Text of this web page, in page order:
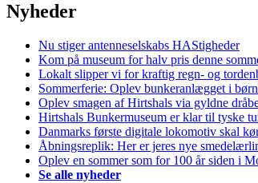
Nyheder
Nu stiger antenneselskabs HAStigheder
Kom på museum for halv pris denne
Lokalt slipper vi for kraftig regn- og
Sommerferie: Oplev bunkeranlægget i
Oplev smagen af Hirtshals via gyldne
Hirtshals Bunkermuseum er klar til tyske
Danmarks første digitale lokomotiv skal
Åbningsreplik: Her er jeres nye
Oplev en sommer som for 100 år siden i
Se alle nyheder